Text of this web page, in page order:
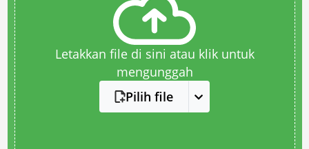
Letakkan file di sini atau klik untuk
mengunggah
Pilih file